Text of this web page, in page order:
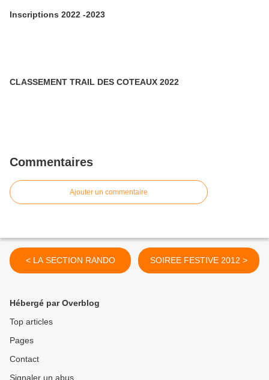
Inscriptions 2022 -2023
CLASSEMENT TRAIL DES COTEAUX 2022
Commentaires
Ajouter un commentaire
< LA SECTION RANDO SOIREE FESTIVE 2012 >
Hébergé par Overblog
Top articles
Pages
Contact
Signaler un abus